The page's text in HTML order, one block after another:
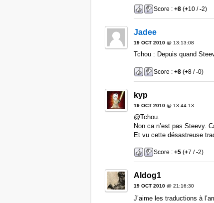
Score : +8(+10 /-2)
Jadee
19 OCT 2010@ 13:13:08
Tchou : Depuis quand
Score : +8(+8 /-0)
kyp
19 OCT 2010@ 13:44:13
@Tchou.
Non ca n’est pas Steevy.
Et vu cette désastreuse
Score : +5(+7 /-2)
Aldog1
19 OCT 2010@ 21:16:30
J’aime les traductions à